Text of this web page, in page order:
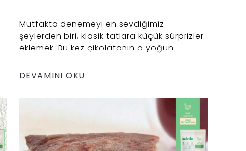
Mutfakta denemeyi en sevdiğimiz
şeylerden biri, klasik tatlara küçük sürprizler
eklemek. Bu kez çikolatanın o yoğun
ortaya hem yumuşacık hem de vicdan
rahatlatan bir brownie çıktı.
DEVAMINI OKU